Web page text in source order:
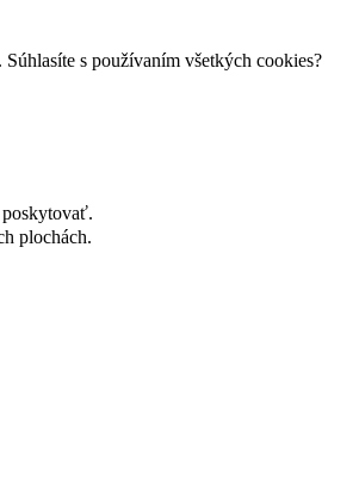
s používaním všetkých cookies?
poskytovať.
plochách.